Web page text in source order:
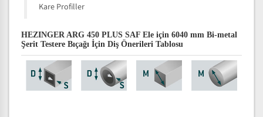
Kare Profiller
HEZINGER ARG 450 PLUS SAF Ele için 6040 mm Bi-metal
Şerit Testere Bıçağı İçin Diş Önerileri Tablosu